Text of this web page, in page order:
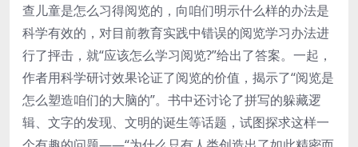
查儿童是怎么习得阅览的，向咱们明示什么样的办法是
科学有效的，对目前教育实践中错误的阅览学习办法进
行了抨击，就“应该怎么学习阅览?”给出了答案。一起，
作者用科学研讨效果论证了阅览的价值，揭示了“阅览是
怎么塑造咱们的大脑的”。书中还讨论了拼写的躲藏逻
辑、文字的发现、文明的诞生等话题，试图探求这样一